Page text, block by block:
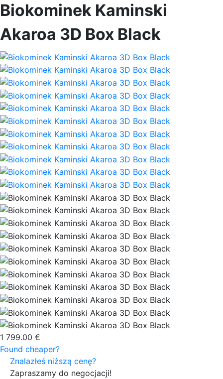
Biokominek Kaminski
Akaroa 3D Box Black
1 799.00 €
Found cheaper?
Znalazłeś niższą cenę?
Zapraszamy do negocjacji!